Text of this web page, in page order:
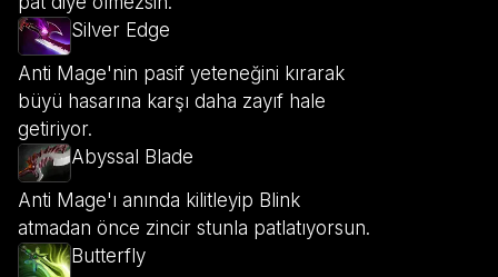
Silver Edge
Anti Mage'nin pasif yeteneğini kırarak
büyü hasarına karşı daha zayıf hale
getiriyor.
Abyssal Blade
Anti Mage'ı anında kilitleyip Blink
atmadan önce zincir stunla patlatıyorsun.
Butterfly